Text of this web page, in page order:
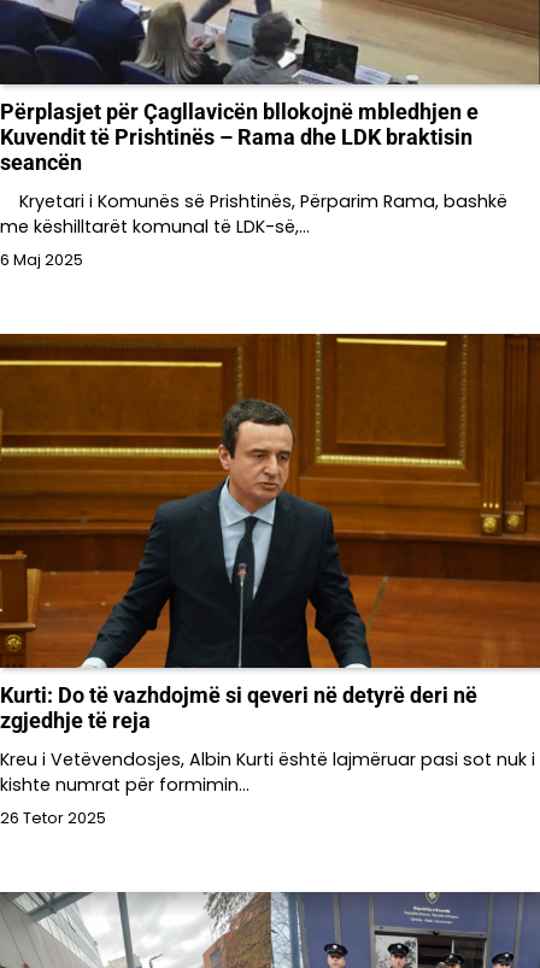
Përplasjet për Çagllavicën bllokojnë mbledhjen e
Kuvendit të Prishtinës – Rama dhe LDK braktisin
seancën
Kryetari i Komunës së Prishtinës, Përparim Rama, bashkë
me këshilltarët komunal të LDK-së,…
6 Maj 2025
Kurti: Do të vazhdojmë si qeveri në detyrë deri në
zgjedhje të reja
Kreu i Vetëvendosjes, Albin Kurti është lajmëruar pasi sot nuk i
kishte numrat për formimin…
26 Tetor 2025